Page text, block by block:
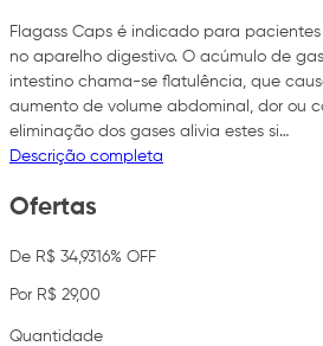
Flagass Caps é indicado para
no aparelho digestivo. O acúmulo de
intestino chama-se flatulência, que
aumento de volume abdominal, dor ou
eliminação dos gases alivia estes si…
Descrição completa
Ofertas
De R$ 34,9316% OFF
Por R$ 29,00
Quantidade